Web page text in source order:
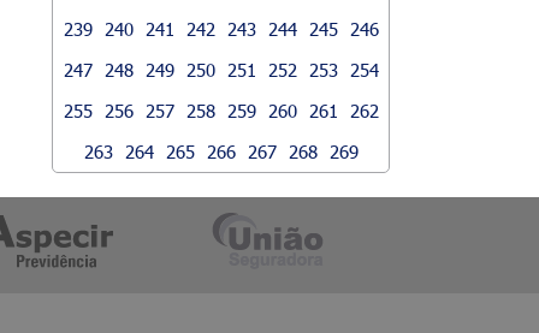
239
240 241 242 243 244 245
246
247
248 249 250 251 252 253
254
255
256 257 258 259 260 261
262
263
264 265 266 267 268 269